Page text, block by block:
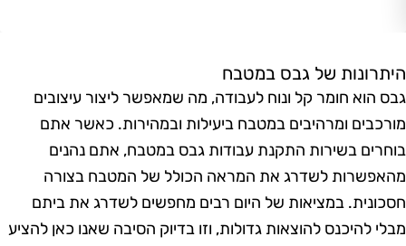
של גבס במטבח
הוא חומר קל ונוח לעבודה, מה שמאפשר ליצור עיצובים
ומרהיבים במטבח ביעילות ובמהירות. כאשר אתם
בשירות התקנת עבודות גבס במטבח, אתם נהנים
לשדרג את המראה הכולל של המטבח בצורה
במציאות של היום רבים מחפשים לשדרג את ביתם
להיכנס להוצאות גדולות, וזו בדיוק הסיבה שאנו כאן להציע